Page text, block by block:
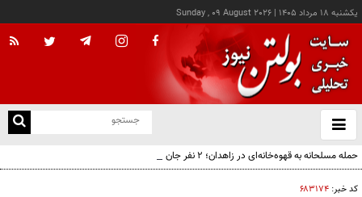
يکشنبه ۱۸ مرداد ۱۴۰۵ |
Sunday , 09 August 2026
باز
و
حمله مسلحانه به قهوه‌خانه‌ای در زاهدان؛ ۲ نفر جان باختند
کد خبر: ۶۸۳۱۷۴